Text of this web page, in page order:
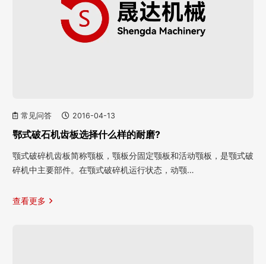
常见问答 2016-04-13
鄂式破石机齿板选择什么样的耐磨?
颚式破碎机齿板简称颚板，颚板分固定颚板和活动颚板，是颚式破
碎机中主要部件。在颚式破碎机运行状态，动颚…
查看更多